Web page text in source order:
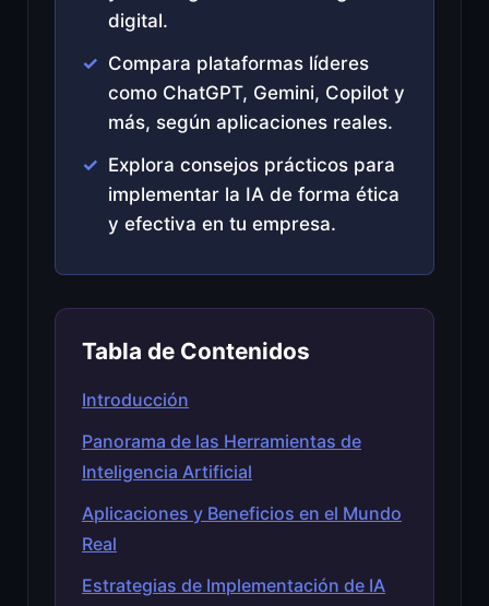
digital.
Compara plataformas líderes
como ChatGPT, Gemini, Copilot y
más, según aplicaciones reales.
Explora consejos prácticos para
implementar la IA de forma ética
y efectiva en tu empresa.
Tabla de Contenidos
Introducción
Panorama de las Herramientas de
Inteligencia Artificial
Aplicaciones y Beneficios en el Mundo
Real
Estrategias de Implementación de IA